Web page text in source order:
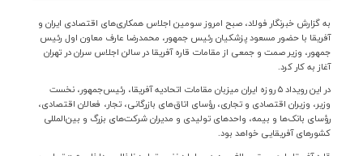
به گزارش خبرنگار فولاد، صبح امروز سومین اجلاس همکاری‌های اقتصادی ایران و
آفریقا با حضور مسعود پزشکیان رئیس جمهور، محمدرضا عارف معاون اول رئیس
جمهور، وزیر صمت و جمعی از مقامات قاره آفریقا در سالن اجلاس سران در تهران
آغاز به کار کرد.
در این رویداد۵روزه ایران میزبان مقامات اتحادیه آفریقا، رئیس‌جمهور، نخست
وزیر، وزیران اقتصادی و تجاری، رؤسای اتاق‌های بازرگانی، تجار، فعالان اقتصادی،
رؤسای بانک‌ها و بیمه، واحدهای تولیدی و مدیران شرکت‌های بزرگ و بین‌المللی
کشورهای آفریقایی خواهد بود.